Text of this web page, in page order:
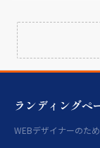
ランディングペ
WEBデザイナーのた